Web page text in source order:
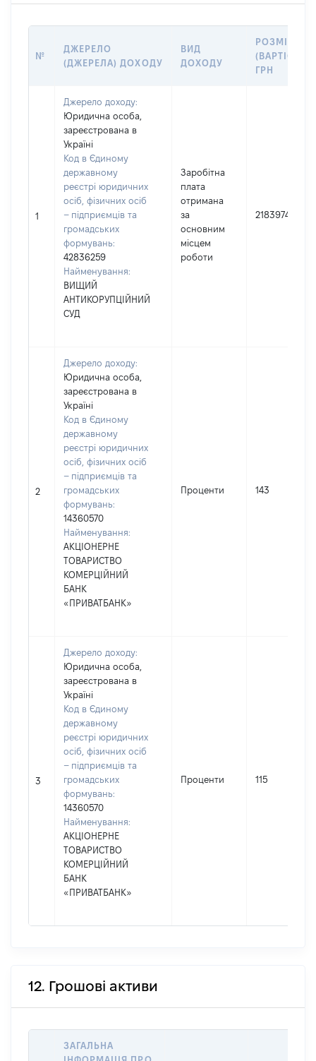
№
ДЖЕРЕЛО
(ДЖЕРЕЛА) ДОХОДУ
ВИД
ДОХОДУ
РОЗМІР
(ВАРТІСТЬ),
ГРН
1
Джерело доходу:
Юридична особа,
зареєстрована в
Україні
Код в Єдиному
державному
реєстрі юридичних
осіб, фізичних осіб
– підприємців та
громадських
формувань:
42836259
Найменування:
ВИЩИЙ
АНТИКОРУПЦІЙНИЙ
СУД
Заробітна
плата
отримана
за
основним
місцем
роботи
2183974
2
Джерело доходу:
Юридична особа,
зареєстрована в
Україні
Код в Єдиному
державному
реєстрі юридичних
осіб, фізичних осіб
– підприємців та
громадських
формувань:
14360570
Найменування:
АКЦІОНЕРНЕ
ТОВАРИСТВО
КОМЕРЦІЙНИЙ
БАНК
«ПРИВАТБАНК»
Проценти 143
3
Джерело доходу:
Юридична особа,
зареєстрована в
Україні
Код в Єдиному
державному
реєстрі юридичних
осіб, фізичних осіб
– підприємців та
громадських
формувань:
14360570
Найменування:
АКЦІОНЕРНЕ
ТОВАРИСТВО
КОМЕРЦІЙНИЙ
БАНК
«ПРИВАТБАНК»
Проценти 115
12. Грошові активи
ЗАГАЛЬНА